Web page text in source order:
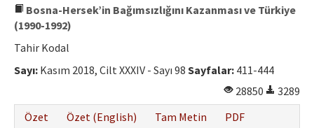
Yayın İlkeleri
Etik İlkeler
Yazar Rehberi
İletişim
Bosna-Hersek’in Bağımsızlığını Kazanması ve Türkiye
(1990-1992)
Tahir Kodal
Sayı: Kasım 2018, Cilt XXXIV - Sayı 98 Sayfalar: 411-444
28850
3289
Özet
Özet (English) Tam Metin
PDF